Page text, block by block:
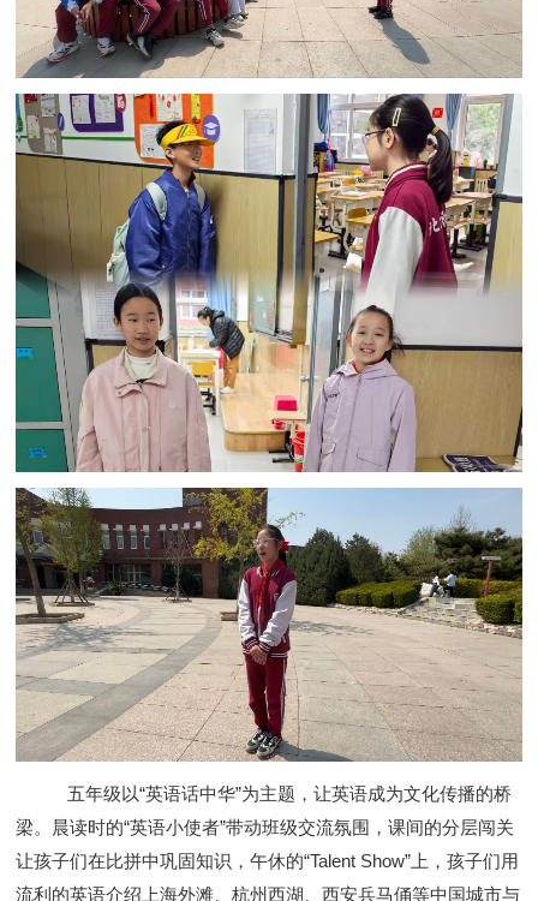
五年级以“英语话中华”为主题，让英语成为文化传播的桥
梁。晨读时的“英语小使者”带动班级交流氛围，课间的分层闯关
让孩子们在比拼中巩固知识，午休的“Talent Show”上，孩子们用
流利的英语介绍上海外滩、杭州西湖、西安兵马俑等中国城市与